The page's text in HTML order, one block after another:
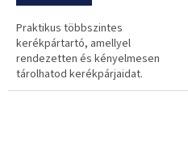
0,0
csillag.
Praktikus többszintes
kerékpártartó, amellyel
rendezetten és kényelmesen
tárolhatod kerékpárjaidat.
Magassága 2,1 m és 4 m között